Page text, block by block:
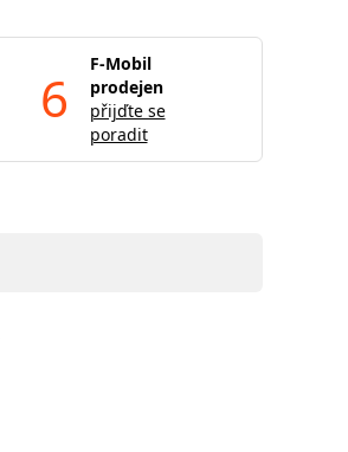
6
F-Mobil
prodejen
přijďte se
poradit